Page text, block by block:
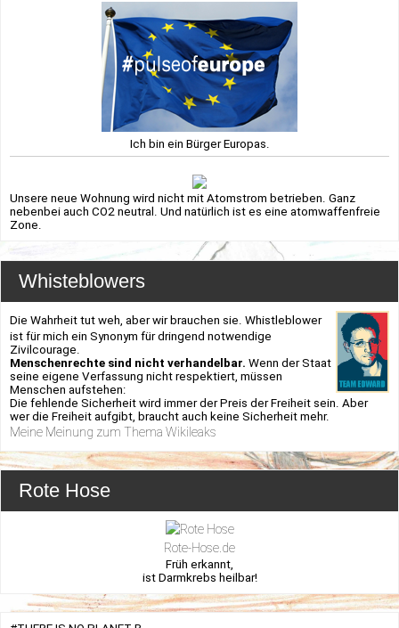
Ich bin ein Bürger Europas.
Unsere neue Wohnung wird nicht mit Atomstrom betrieben. Ganz
nebenbei auch CO2 neutral. Und natürlich ist es eine atomwaffenfreie
Zone.
Whisteblowers
Die Wahrheit tut weh, aber wir brauchen sie. Whistleblower
ist für mich ein Synonym für dringend notwendige
Zivilcourage.
Menschenrechte sind nicht verhandelbar. Wenn der Staat
seine eigene Verfassung nicht respektiert, müssen
Menschen aufstehen:
Die fehlende Sicherheit wird immer der Preis der Freiheit sein. Aber
wer die Freiheit aufgibt, braucht auch keine Sicherheit mehr.
Meine Meinung zum Thema Wikileaks
Rote Hose
Rote-Hose.de
Früh erkannt,
ist Darmkrebs heilbar!